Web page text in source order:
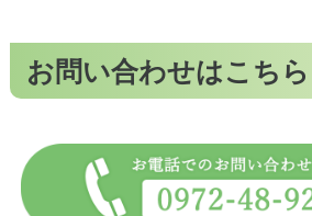
お問い合わせはこちら